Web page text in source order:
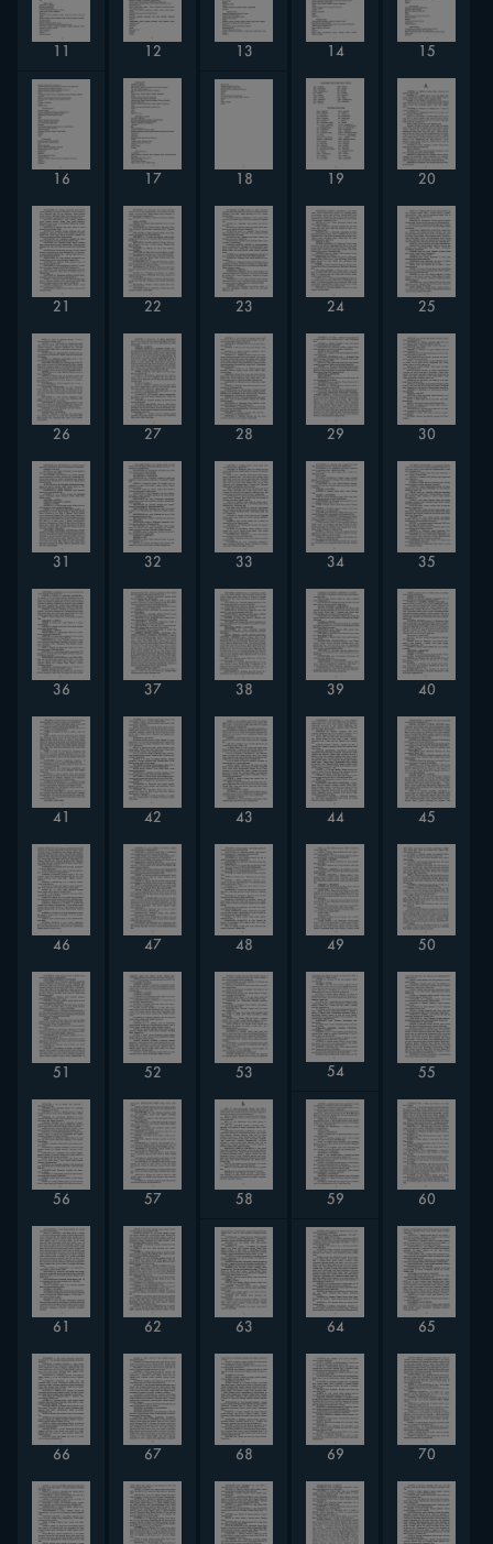
12 13 14 15
16 17 18 19 20
21 22 23 24 25
26 27 28 29 30
31 32 33 34 35
36 37 38 39 40
41 42 43 44 45
46 47 48 49 50
51 52 53 54 55
56 57 58 59 60
61 62 63 64 65
66 67 68 69 70